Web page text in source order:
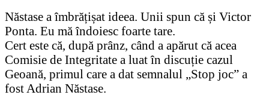
Năstase a îmbrățișat ideea. Unii spun că și Victor
Ponta. Eu mă îndoiesc foarte tare.
Cert este că, după prânz, când a apărut că acea
Comisie de Integritate a luat în discuție cazul
Geoană, primul care a dat semnalul „Stop joc” a
fost Adrian Năstase.